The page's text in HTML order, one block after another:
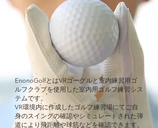
- ​新着情報 -
2023年12月26日
サービス名称をEnonoGolfに変更
2023年5月12日
​EnonoGolfとはVRゴーグルと室内練習用ゴ
ルフクラブを使用した室内用ゴルフ練習シス
テムです。
​VR環境内に作成したゴルフ練習場にてご自
身のスイングの確認やシミュレートされた弾
道により飛距離や球筋などを確認できます。